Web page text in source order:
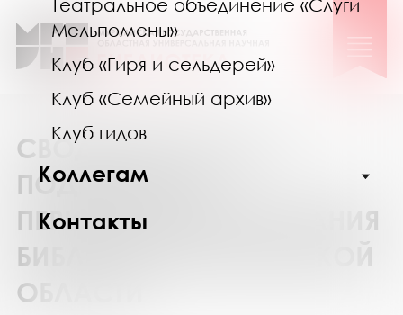
Мельпомены»
Клуб «Гиря и сельдерей»
Клуб «Семейный архив»
Клуб гидов
Коллегам
Контакты
СВОДНЫЙ КАТАЛОГ
ПОДПИСКИ НА
ПЕРИОДИЧЕСКИЕ ИЗДАНИЯ
БИБЛИОТЕК МУРМАНСКОЙ
ОБЛАСТИ